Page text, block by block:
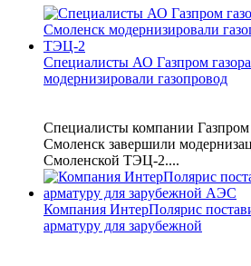
Специалисты АО Газпром
модернизировали газопровод
Специалисты компании Газпром
Смоленск завершили
Смоленской ТЭЦ-2....
Компания ИнтерПолярис
арматуру для зарубежной